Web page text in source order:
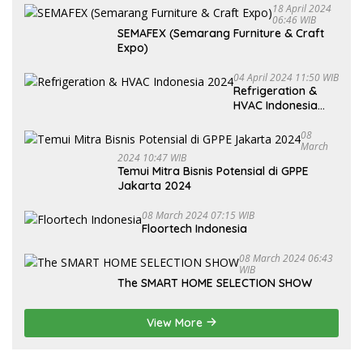
18 April 2024
06:46 WIB
SEMAFEX (Semarang Furniture & Craft
Expo)
04 April 2024 11:50 WIB
Refrigeration &
HVAC Indonesia
08
March
2024 10:47 WIB
Temui Mitra Bisnis Potensial di GPPE
Jakarta 2024
08 March 2024 07:15 WIB
Floortech Indonesia
08 March 2024 06:43
WIB
The SMART HOME SELECTION SHOW
View More